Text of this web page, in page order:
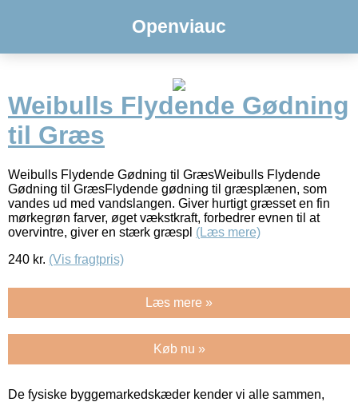
Openviauc
Weibulls Flydende Gødning
til Græs
Weibulls Flydende Gødning til GræsWeibulls Flydende
Gødning til GræsFlydende gødning til græsplænen, som
vandes ud med vandslangen. Giver hurtigt græsset en fin
mørkegrøn farver, øget vækstkraft, forbedrer evnen til at
overvintre, giver en stærk græspl (Læs mere)
240 kr. (Vis fragtpris)
Læs mere »
Køb nu »
De fysiske byggemarkedskæder kender vi alle sammen,